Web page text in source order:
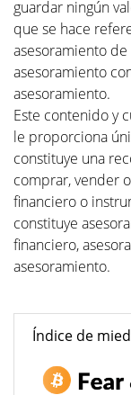
guardar ningún
que se hace
asesoramiento
asesoramiento
asesoramiento.
Este contenido y
le proporciona
constituye una
comprar, vender
financiero o
constituye
financiero,
asesoramiento.
Índice de